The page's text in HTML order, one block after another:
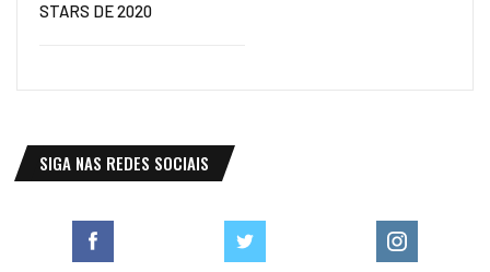
STARS DE 2020
SIGA NAS REDES SOCIAIS